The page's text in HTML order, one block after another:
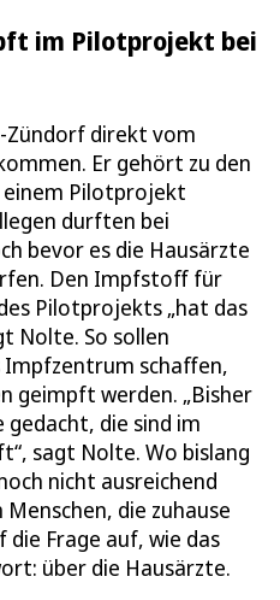
im Pilotprojekt bei
Zündorf direkt vom
Er gehört zu den
Pilotprojekt
durften bei
bevor es die Hausärzte
Den Impfstoff für
Pilotprojekts „hat das
Nolte. So sollen
Impfzentrum schaffen,
geimpft werden. „Bisher
die sind im
sagt Nolte. Wo bislang
nicht ausreichend
die zuhause
Frage auf, wie das
über die Hausärzte.